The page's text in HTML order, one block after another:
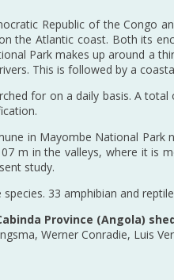
Republic of the Congo
the Atlantic coast. Both its
Park makes up around a
This is followed by a
for on a daily basis. A
in Mayombe National
m in the valleys, where it
study.
33 amphibian and
Province (Angola)
Werner Conradie, Luis